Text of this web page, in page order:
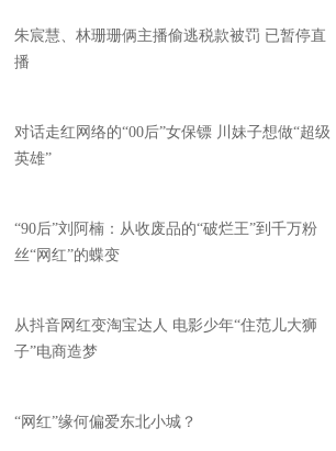
朱宸慧、林珊珊俩主播偷逃税款被罚 已暂停直
播
对话走红网络的“00后”女保镖 川妹子想做“超级
英雄”
“90后”刘阿楠：从收废品的“破烂王”到千万粉
丝“网红”的蝶变
从抖音网红变淘宝达人 电影少年“住范儿大狮
子”电商造梦
“网红”缘何偏爱东北小城？